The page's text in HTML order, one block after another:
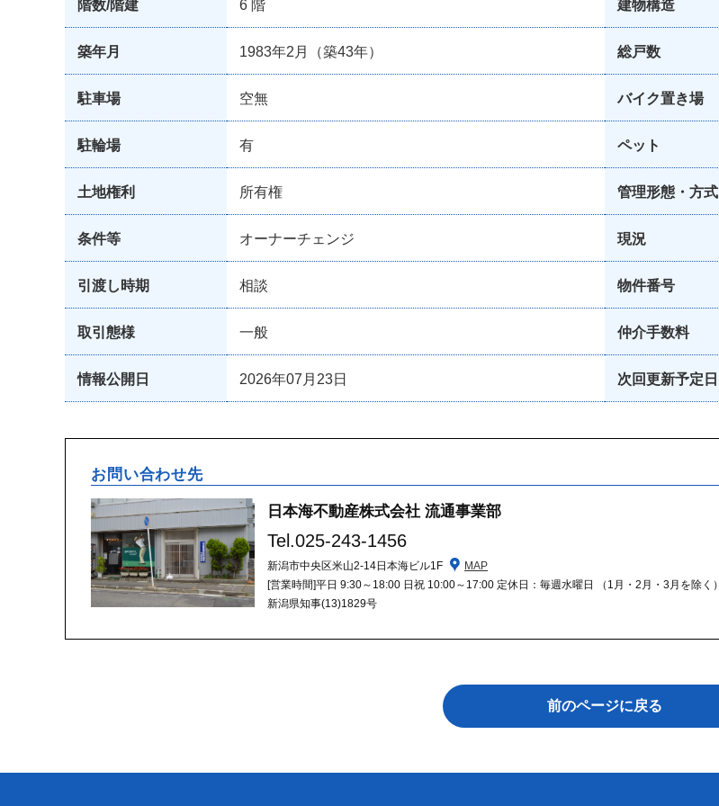
階数/階建 6 階 建物構造
築年月 1983年2月（築43年） 総戸数
駐車場 空無 バイク置き場
駐輪場 有 ペット
土地権利 所有権 管理形態・方式
条件等 オーナーチェンジ 現況
引渡し時期 相談 物件番号
取引態様 一般 仲介手数料
情報公開日 2026年07月23日 次回更新予定日
お問い合わせ先
日本海不動産株式会社 流通事業部
Tel.025-243-1456
新潟市中央区米山2-14日本海ビル1F
MAP
[営業時間]平日 9:30～18:00 日祝 10:00～17:00 定休日：毎週水曜日 （1月・2月・3月を除く）
新潟県知事(13)1829号
前のページに戻る